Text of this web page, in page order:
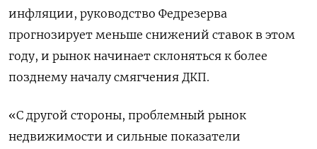
инфляции, руководство Федрезерва
прогнозирует меньше снижений ставок в этом
году, и рынок начинает склоняться к более
позднему началу смягчения ДКП.
«C другой стороны, проблемный рынок
недвижимости и сильные показатели